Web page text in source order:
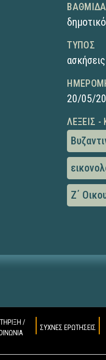
δημοτικό
ΤΎΠΟΣ
20/05/
ΛΈΞΕΙΣ -
Ζ΄
/
ΣΥΧΝΕΣ ΕΡΩΤΗΣΕΙΣ